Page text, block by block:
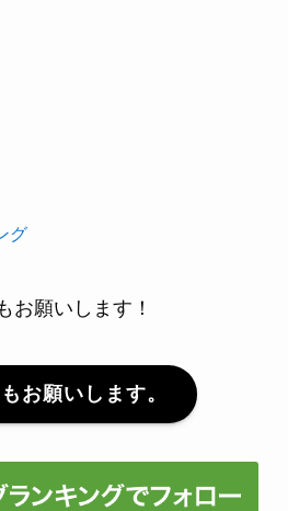
グ
お願いします！
お願いします。